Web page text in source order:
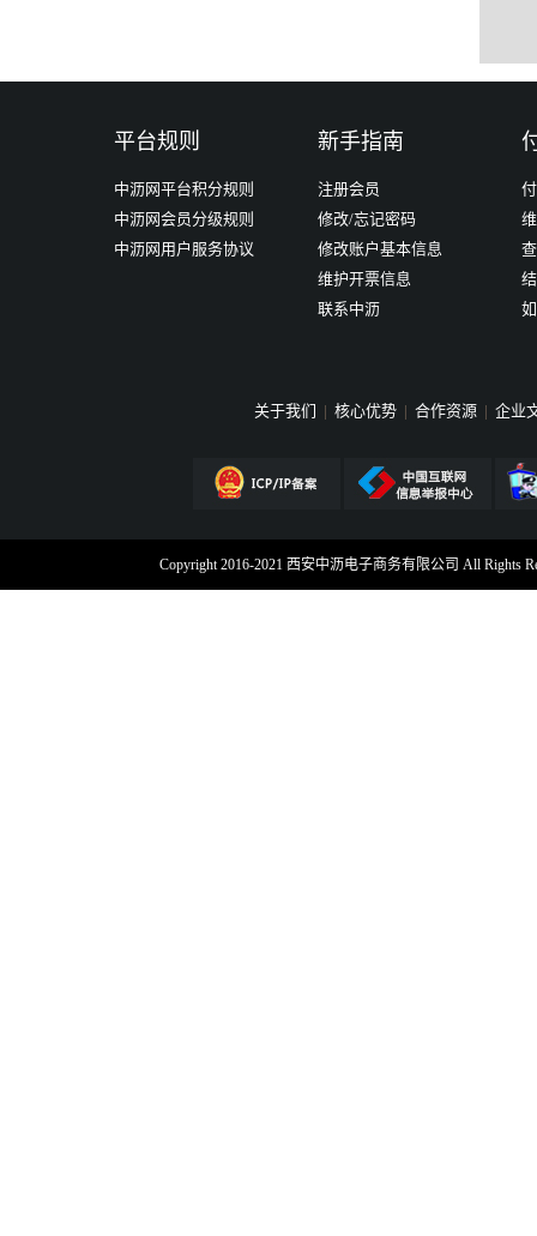
平台规则
中沥网平台积分规则
中沥网会员分级规则
中沥网用户服务协议
新手指南
注册会员
修改/忘记密码
修改账户基本信息
维护开票信息
联系中沥
关于我们 | 核心优势 | 合作资源 | 企业
Copyright 2016-2021 西安中沥电子商务有限公司 All